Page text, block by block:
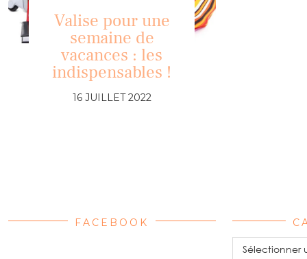
Valise pour une
semaine de
vacances : les
indispensables !
16 JUILLET 2022
FACEBOOK
Catégories